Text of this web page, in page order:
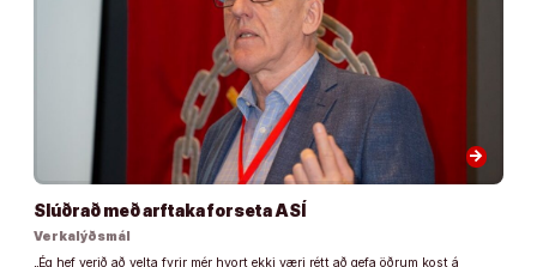
arrow_forward
Slúðrað með arftaka forseta ASÍ
Verkalýðsmál
„Ég hef verið að velta fyrir mér hvort ekki væri rétt að gefa öðrum kost á